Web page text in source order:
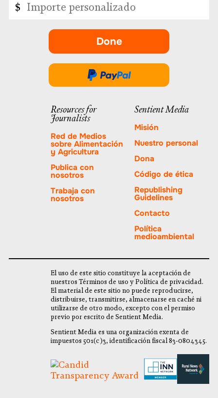
personalizado
$
Done
-
abre
en
nueva
pestaña.
Done
través
PayPal
Resources for
Journalists
Red de Medios
sobre Alimentación
y Agricultura
Publica con
nosotros
Trabaja con
nosotros
Sentient Media
Misión
Nuestro personal
Dona
Código de ética
Republishing
Guidelines
Contacto
Política
medioambiental
El uso de este sitio constituye la aceptación de
nuestros Términos de uso y Política de privacidad.
El material de este sitio no puede reproducirse,
distribuirse, transmitirse, almacenarse en caché ni
utilizarse de otro modo, excepto con el permiso
previo por escrito de Sentient Media.
Sentient Media es una organización exenta de
impuestos 501(c)3, identificación fiscal 83-0804345.